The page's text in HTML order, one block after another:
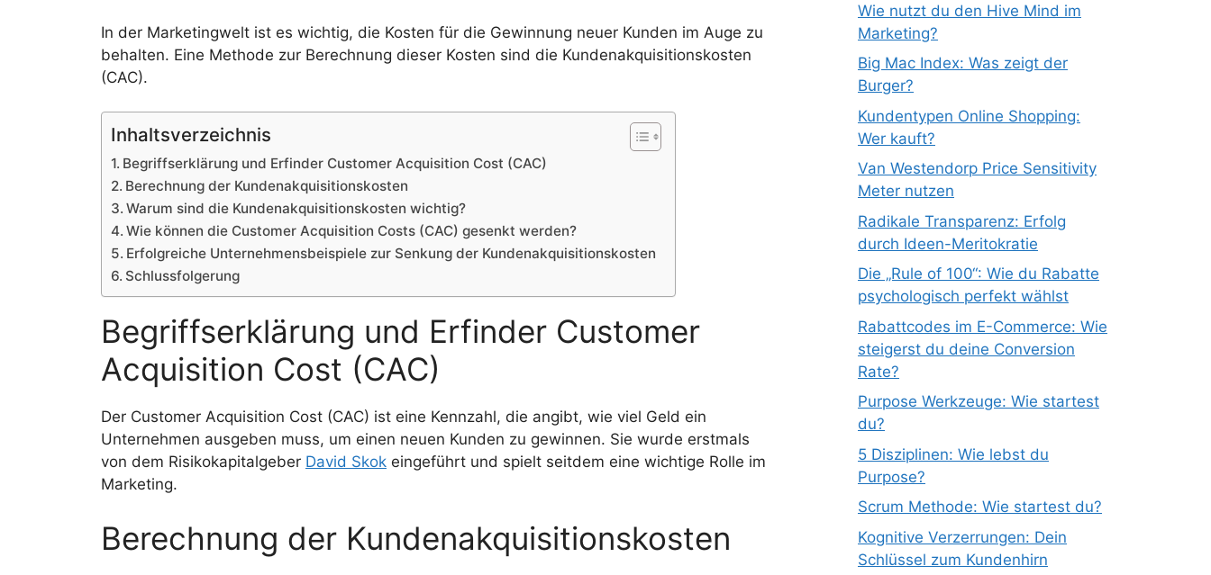
In der Marketingwelt ist es wichtig, die Kosten für die Gewinnung neuer Kunden im Auge zu
behalten. Eine Methode zur Berechnung dieser Kosten sind die Kundenakquisitionskosten
(CAC).
Inhaltsverzeichnis
Begriffserklärung und Erfinder Customer Acquisition Cost (CAC)
Berechnung der Kundenakquisitionskosten
Warum sind die Kundenakquisitionskosten wichtig?
Wie können die Customer Acquisition Costs (CAC) gesenkt werden?
Erfolgreiche Unternehmensbeispiele zur Senkung der Kundenakquisitionskosten
Schlussfolgerung
Begriffserklärung und Erfinder Customer
Acquisition Cost (CAC)
Der Customer Acquisition Cost (CAC) ist eine Kennzahl, die angibt, wie viel Geld ein
Unternehmen ausgeben muss, um einen neuen Kunden zu gewinnen. Sie wurde erstmals
von dem Risikokapitalgeber David Skok eingeführt und spielt seitdem eine wichtige Rolle im
Marketing.
Berechnung der Kundenakquisitionskosten
Wie nutzt du den Hive Mind im
Marketing?
Big Mac Index: Was zeigt der
Burger?
Kundentypen Online Shopping:
Wer kauft?
Van Westendorp Price Sensitivity
Meter nutzen
Radikale Transparenz: Erfolg
durch Ideen-Meritokratie
Die „Rule of 100“: Wie du Rabatte
psychologisch perfekt wählst
Rabattcodes im E-Commerce: Wie
steigerst du deine Conversion
Rate?
Purpose Werkzeuge: Wie startest
du?
5 Disziplinen: Wie lebst du
Purpose?
Scrum Methode: Wie startest du?
Kognitive Verzerrungen: Dein
Schlüssel zum Kundenhirn